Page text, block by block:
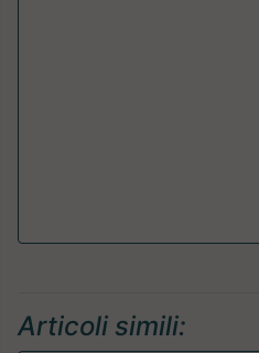
Articoli simili: